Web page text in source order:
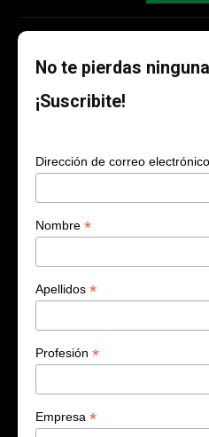
No te pierdas
¡Suscribite!
Dirección de correo electrónico
Nombre *
Apellidos *
Profesión *
Empresa *